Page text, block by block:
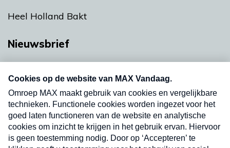
Heel Holland Bakt
Nieuwsbrief
nieuwsbrief. Elke vrijdag- en dinsdagochtend in
uw mailbox.
Verzend